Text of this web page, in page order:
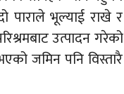
पाराले भूल्याई राखे र
उत्पादन गरेको
जमिन पनि विस्तारै